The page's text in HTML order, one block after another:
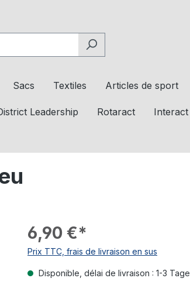
Sacs Textiles Articles de sport
Leadership Rotaract Interact
6,90 €*
Prix TTC, frais de livraison en sus
Disponible, délai de livraison : 1-3 Tage